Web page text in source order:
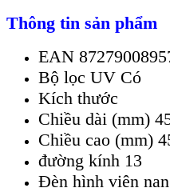
Thông tin sản phẩm
EAN
Bộ lọc UV Có
Kích thước
Chiều dài (mm)
Chiều cao (mm)
đường kính 13
Đèn hình viên